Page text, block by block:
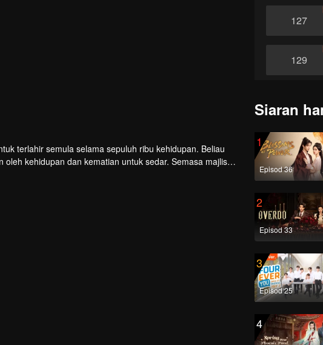
127
129
133
135
137
139
141
143
terlahir semula selama sepuluh ribu kehidupan. Beliau
kehidupan dan kematian untuk sedar. Semasa majlis
untuk membangkitkan ingatan Hongmeng. Kemudian, Tan
Siaran
1
Episod 36
2
Episod 33
3
Episod 25
4